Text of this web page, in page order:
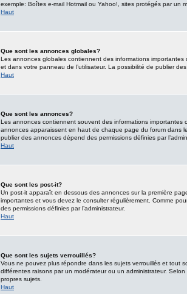
exemple: Boîtes e-mail Hotmail ou Yahoo!, sites protégés par un
Haut
Que sont les annonces globales?
Les annonces globales contiennent des informations
et dans votre panneau de l’utilisateur. La possibilité de publier
Haut
Que sont les annonces?
Les annonces contiennent souvent des informations
annonces apparaissent en haut de chaque page du forum dans
publier des annonces dépend des permissions définies par
Haut
Que sont les post-it?
Un post-it apparaît en dessous des annonces sur la première
importantes et vous devez le consulter régulièrement. Comme
des permissions définies par l’administrateur.
Haut
Que sont les sujets verrouillés?
Vous ne pouvez plus répondre dans les sujets verrouillés et tout
différentes raisons par un modérateur ou un administrateur.
propres sujets.
Haut